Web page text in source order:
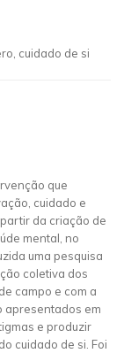
cuidado de si
que
cuidado e
da criação de
mental, no
uma pesquisa
coletiva dos
campo e com a
apresentados em
e produzir
cuidado de si. Foi